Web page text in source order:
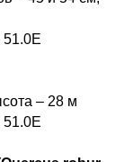
51.0E
– 28 м
51.0E